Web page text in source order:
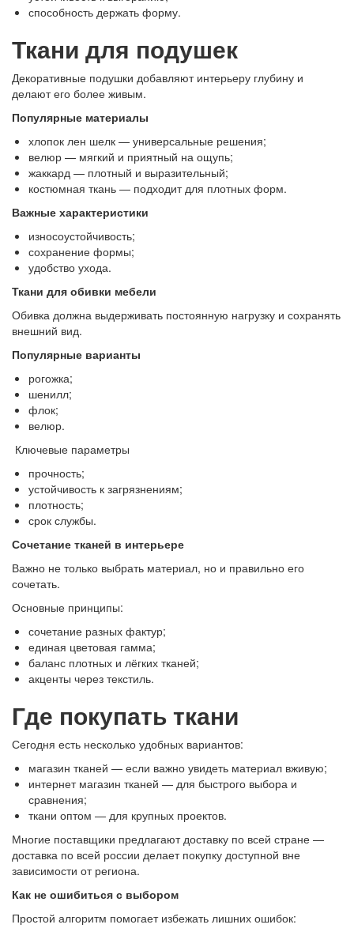
способность держать форму.
Ткани для подушек
Декоративные подушки добавляют интерьеру глубину и
делают его более живым.
Популярные материалы
хлопок лен шелк — универсальные решения;
велюр — мягкий и приятный на ощупь;
жаккард — плотный и выразительный;
костюмная ткань — подходит для плотных форм.
Важные характеристики
износоустойчивость;
сохранение формы;
удобство ухода.
Ткани для обивки мебели
Обивка должна выдерживать постоянную нагрузку и сохранять
внешний вид.
Популярные варианты
рогожка;
шенилл;
флок;
велюр.
Ключевые параметры
прочность;
устойчивость к загрязнениям;
плотность;
срок службы.
Сочетание тканей в интерьере
Важно не только выбрать материал, но и правильно его
сочетать.
Основные принципы:
сочетание разных фактур;
единая цветовая гамма;
баланс плотных и лёгких тканей;
акценты через текстиль.
Где покупать ткани
Сегодня есть несколько удобных вариантов:
магазин тканей — если важно увидеть материал вживую;
интернет магазин тканей — для быстрого выбора и
сравнения;
ткани оптом — для крупных проектов.
Многие поставщики предлагают доставку по всей стране —
доставка по всей россии делает покупку доступной вне
зависимости от региона.
Как не ошибиться с выбором
Простой алгоритм помогает избежать лишних ошибок: